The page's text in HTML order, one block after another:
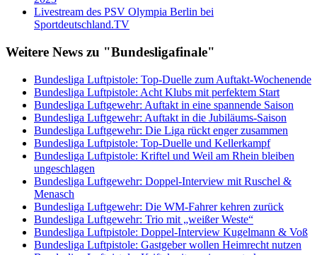
Livestream des PSV Olympia Berlin bei
Sportdeutschland.TV
Weitere News zu "Bundesligafinale"
Bundesliga Luftpistole: Top-Duelle zum Auftakt-Wochenende
Bundesliga Luftpistole: Acht Klubs mit perfektem Start
Bundesliga Luftgewehr: Auftakt in eine spannende Saison
Bundesliga Luftgewehr: Auftakt in die Jubiläums-Saison
Bundesliga Luftgewehr: Die Liga rückt enger zusammen
Bundesliga Luftpistole: Top-Duelle und Kellerkampf
Bundesliga Luftpistole: Kriftel und Weil am Rhein bleiben
ungeschlagen
Bundesliga Luftgewehr: Doppel-Interview mit Ruschel &
Menasch
Bundesliga Luftgewehr: Die WM-Fahrer kehren zurück
Bundesliga Luftgewehr: Trio mit „weißer Weste“
Bundesliga Luftpistole: Doppel-Interview Kugelmann & Voß
Bundesliga Luftpistole: Gastgeber wollen Heimrecht nutzen